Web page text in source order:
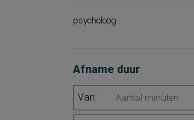
psycholoog
Afname duur
Van: